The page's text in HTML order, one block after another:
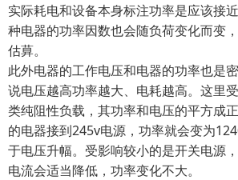
实际耗电和设备本身标注功率是应该接
种电器的功率因数也会随负荷变化而变
估萛。
此外电器的工作电压和电器的功率也是
说电压越高功率越大、电耗越高。这里
类纯阻性负载，其功率和电压的平方成
的电器接到245v电源，功率就会变为
于电压升幅。受影响较小的是开关电源
电流会适当降低，功率变化不大。